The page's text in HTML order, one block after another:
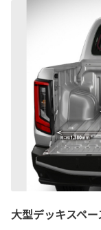
大型デッキスペー